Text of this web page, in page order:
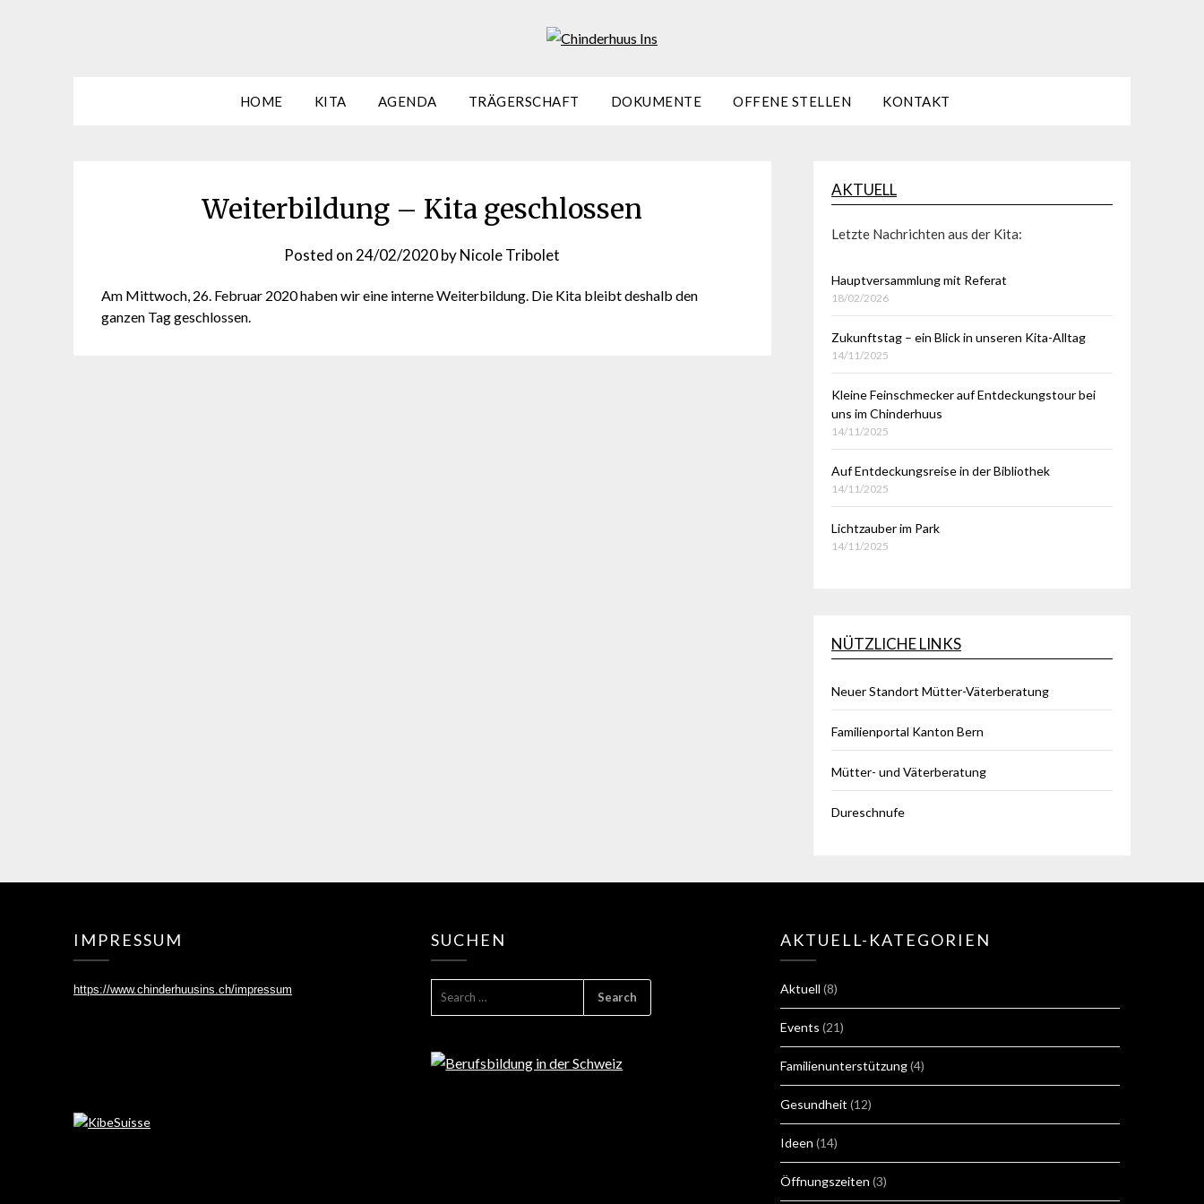
HOME KITA AGENDA TRÄGERSCHAFT DOKUMENTE OFFENE STELLEN KONTAKT
Weiterbildung – Kita geschlossen
Posted on 24/02/2020byNicole Tribolet
Am Mittwoch, 26. Februar 2020 haben wir eine interne Weiterbildung. Die Kita bleibt deshalb den
ganzen Tag geschlossen.
AKTUELL
Letzte Nachrichten aus der Kita:
Hauptversammlung mit Referat
18/02/2026
Zukunftstag – ein Blick in unseren Kita-Alltag
14/11/2025
Kleine Feinschmecker auf Entdeckungstour bei
uns im Chinderhuus
14/11/2025
Auf Entdeckungsreise in der Bibliothek
14/11/2025
Lichtzauber im Park
14/11/2025
NÜTZLICHE LINKS
Neuer Standort Mütter-Väterberatung
Familienportal Kanton Bern
Mütter- und Väterberatung
Dureschnufe
IMPRESSUM
https://www.chinderhuusins.ch/impressum
SUCHEN AKTUELL-KATEGORIEN
Aktuell (8)
Events (21)
Familienunterstützung(4)
Gesundheit (12)
Ideen (14)
Öffnungszeiten (3)